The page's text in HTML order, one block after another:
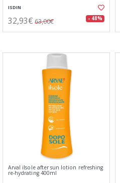
ISDIN
32,93€ 63,00€ - 48%
Arval ilsole after sun lotion refreshing
re-hydrating 400ml